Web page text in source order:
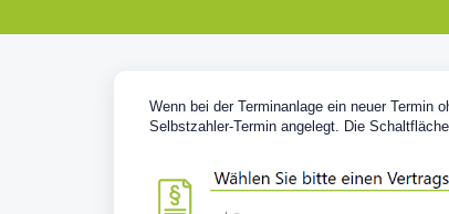
Wenn bei der Terminanlage ein neuer Termin
Selbstzahler-Termin angelegt. Die Schaltfläche